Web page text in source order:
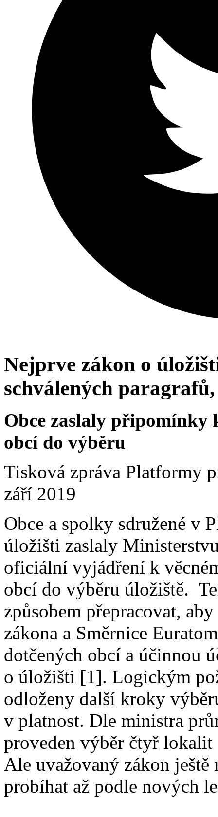
Nejprve zákon o
schválených
Obce zaslaly připomínky
obcí do výběru
Tisková zpráva Platformy
září 2019
Obce a spolky sdružené v
úložišti zaslaly
oficiální vyjádření k
obcí do výběru úložiště.
způsobem přepracovat,
zákona a Směrnice
dotčených obcí a účinnou
o úložišti [1]. Logickým
odloženy další kroky
v platnost. Dle ministra
proveden výběr čtyř
Ale uvažovaný zákon
probíhat až podle nových